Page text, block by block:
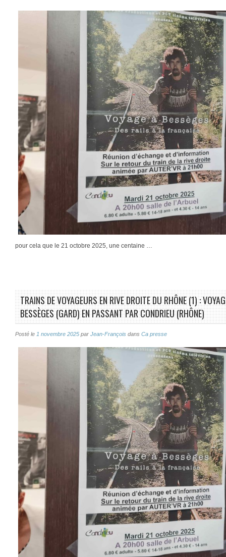
pour cela que le 21 octobre 2025, une centaine …
TRAINS DE VOYAGEURS EN RIVE DROITE DU RHÔNE (1) :
BESSÈGES (GARD) EN PASSANT PAR CONDRIEU (RHÔNE)
Posté le 1 novembre 2025 par Jean-François dans Ca presse